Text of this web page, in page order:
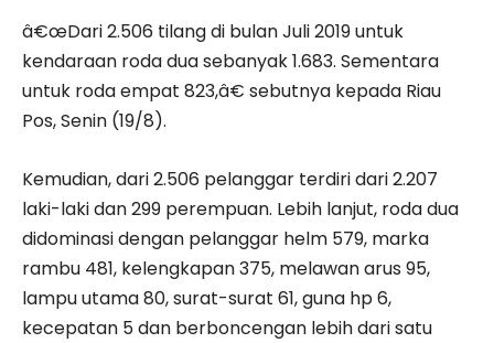
â€œDari 2.506 tilang di bulan Juli 2019 untuk
kendaraan roda dua sebanyak 1.683. Sementara
untuk roda empat 823,â€ sebutnya kepada Riau
Pos, Senin (19/8).
Kemudian, dari 2.506 pelanggar terdiri dari 2.207
laki-laki dan 299 perempuan. Lebih lanjut, roda dua
didominasi dengan pelanggar helm 579, marka
rambu 481, kelengkapan 375, melawan arus 95,
lampu utama 80, surat-surat 61, guna hp 6,
kecepatan 5 dan berboncengan lebih dari satu